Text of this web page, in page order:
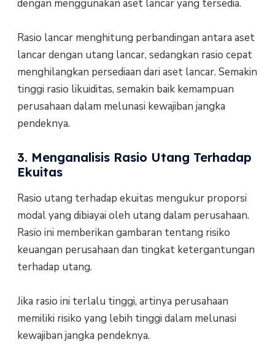
dengan menggunakan aset lancar yang tersedia.
Rasio lancar menghitung perbandingan antara aset
lancar dengan utang lancar, sedangkan rasio cepat
menghilangkan persediaan dari aset lancar. Semakin
tinggi rasio likuiditas, semakin baik kemampuan
perusahaan dalam melunasi kewajiban jangka
pendeknya.
3. Menganalisis Rasio Utang Terhadap
Ekuitas
Rasio utang terhadap ekuitas mengukur proporsi
modal yang dibiayai oleh utang dalam perusahaan.
Rasio ini memberikan gambaran tentang risiko
keuangan perusahaan dan tingkat ketergantungan
terhadap utang.
Jika rasio ini terlalu tinggi, artinya perusahaan
memiliki risiko yang lebih tinggi dalam melunasi
kewajiban jangka pendeknya.